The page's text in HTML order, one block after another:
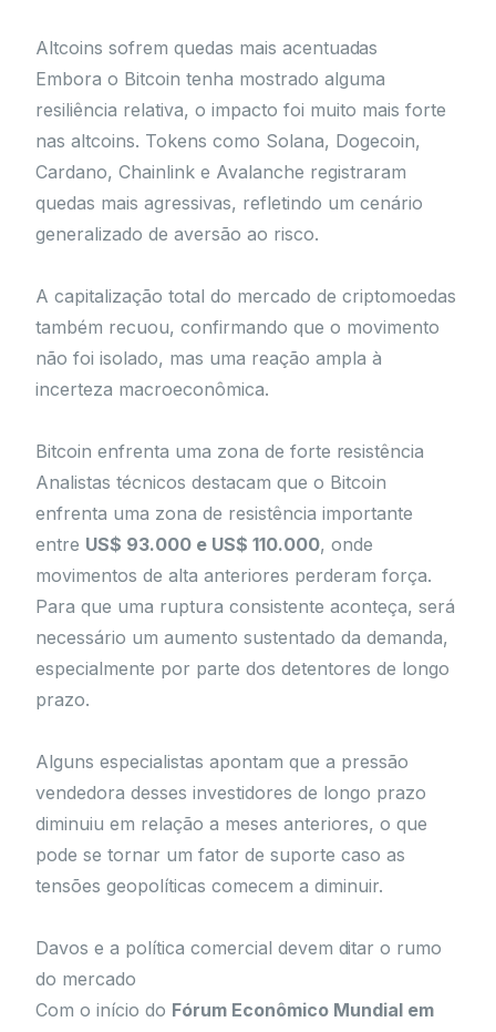
Altcoins sofrem quedas mais acentuadas
Embora o Bitcoin tenha mostrado alguma
resiliência relativa, o impacto foi muito mais forte
nas altcoins. Tokens como Solana, Dogecoin,
Cardano, Chainlink e Avalanche registraram
quedas mais agressivas, refletindo um cenário
generalizado de aversão ao risco.
A capitalização total do mercado de criptomoedas
também recuou, confirmando que o movimento
não foi isolado, mas uma reação ampla à
incerteza macroeconômica.
Bitcoin enfrenta uma zona de forte resistência
Analistas técnicos destacam que o Bitcoin
enfrenta uma zona de resistência importante
entre US$ 93.000 e US$ 110.000, onde
movimentos de alta anteriores perderam força.
Para que uma ruptura consistente aconteça, será
necessário um aumento sustentado da demanda,
especialmente por parte dos detentores de longo
prazo.
Alguns especialistas apontam que a pressão
vendedora desses investidores de longo prazo
diminuiu em relação a meses anteriores, o que
pode se tornar um fator de suporte caso as
tensões geopolíticas comecem a diminuir.
Davos e a política comercial devem ditar o rumo
do mercado
Com o início do Fórum Econômico Mundial em